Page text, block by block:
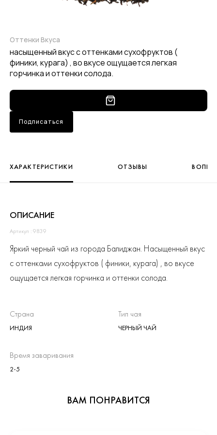
Оттенки Вкуса
насыщенный вкус с оттенками сухофруктов (
финики, курага) , во вкусе ощущается легкая
горчинка и оттенки солода.
Подписаться
ХАРАКТЕРИСТИКИ ОТЗЫВЫ
ОПИСАНИЕ
Артикул : 9839
Яркий черный чай из города Балиджан. Насыщенный вкус
с оттенками сухофруктов ( финики, курага) , во вкусе
ощущается легкая горчинка и оттенки солода.
Страна
ИНДИЯ
Тип чая
ЧЕРНЫЙ ЧАЙ
Время заваривания
2-5
ВАМ ПОНРАВИТСЯ